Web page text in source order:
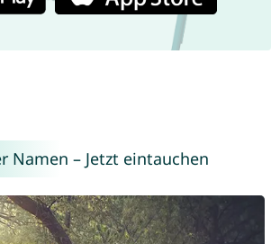
Namen – Jetzt eintauchen